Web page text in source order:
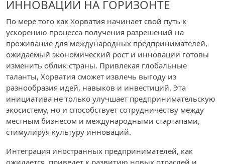
ИННОВАЦИИ НА ГОРИЗОНТЕ
По мере того как Хорватия начинает свой путь к
ускорению процесса получения разрешений на
проживание для международных предпринимателей,
ожидаемый экономический рост и инновации готовы
изменить облик страны. Привлекая глобальные
таланты, Хорватия сможет извлечь выгоду из
разнообразия идей, навыков и инвестиций. Эта
инициатива не только улучшает предпринимательскую
экосистему, но и способствует сотрудничеству между
местным бизнесом и международными стартапами,
стимулируя культуру инноваций.
Интеграция иностранных предпринимателей, как
ожидается, приведет к развитию новых отраслей и